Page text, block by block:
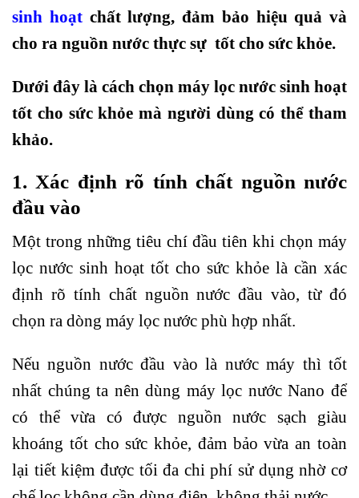
sinh hoạtchất lượng, đảm bảo hiệu quả và
cho ra nguồn nước thực sự tốt cho sức khỏe.
Dưới đây là cách chọn máy lọc nước sinh hoạt
tốt cho sức khỏe mà người dùng có thể tham
khảo.
1. Xác định rõ tính chất nguồn nước
đầu vào
Một trong những tiêu chí đầu tiên khi chọn máy
lọc nước sinh hoạt tốt cho sức khỏe là cần xác
định rõ tính chất nguồn nước đầu vào, từ đó
chọn ra dòng máy lọc nước phù hợp nhất.
Nếu nguồn nước đầu vào là nước máy thì tốt
nhất chúng ta nên dùng máy lọc nước Nano để
có thể vừa có được nguồn nước sạch giàu
khoáng tốt cho sức khỏe, đảm bảo vừa an toàn
lại tiết kiệm được tối đa chi phí sử dụng nhờ cơ